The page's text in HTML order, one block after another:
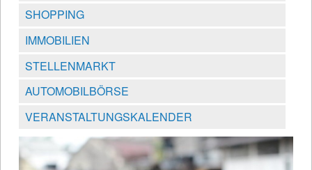
SHOPPING
IMMOBILIEN
STELLENMARKT
AUTOMOBILBÖRSE
VERANSTALTUNGSKALENDER